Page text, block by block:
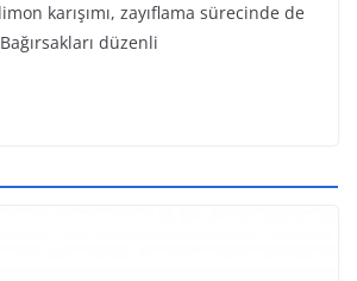
karışımı, zayıflama sürecinde de
düzenli